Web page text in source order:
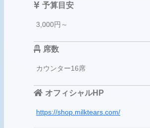
予算目安
3,000円～
席数
カウンター16席
オフィシャルHP
https://shop.milktears.com/